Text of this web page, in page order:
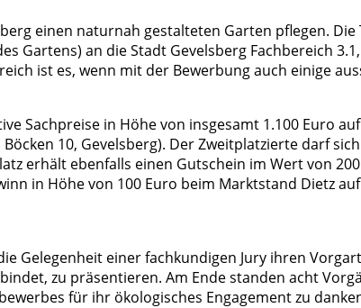
einen naturnah gestalteten Garten pflegen.
Gartens) an die Stadt Gevelsberg Fachbereich
ist es, wenn mit der Bewerbung auch einige
Sachpreise in Höhe von insgesamt 1.100 Euro
10, Gevelsberg). Der Zweitplatzierte darf
erhält ebenfalls einen Gutschein im Wert von
in Höhe von 100 Euro beim Marktstand Dietz
Gelegenheit einer fachkundigen Jury ihren
zu präsentieren. Am Ende standen acht
für ihr ökologisches Engagement zu